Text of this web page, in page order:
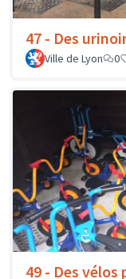
47 - Des
Ville de Lyon
0
49 - Des